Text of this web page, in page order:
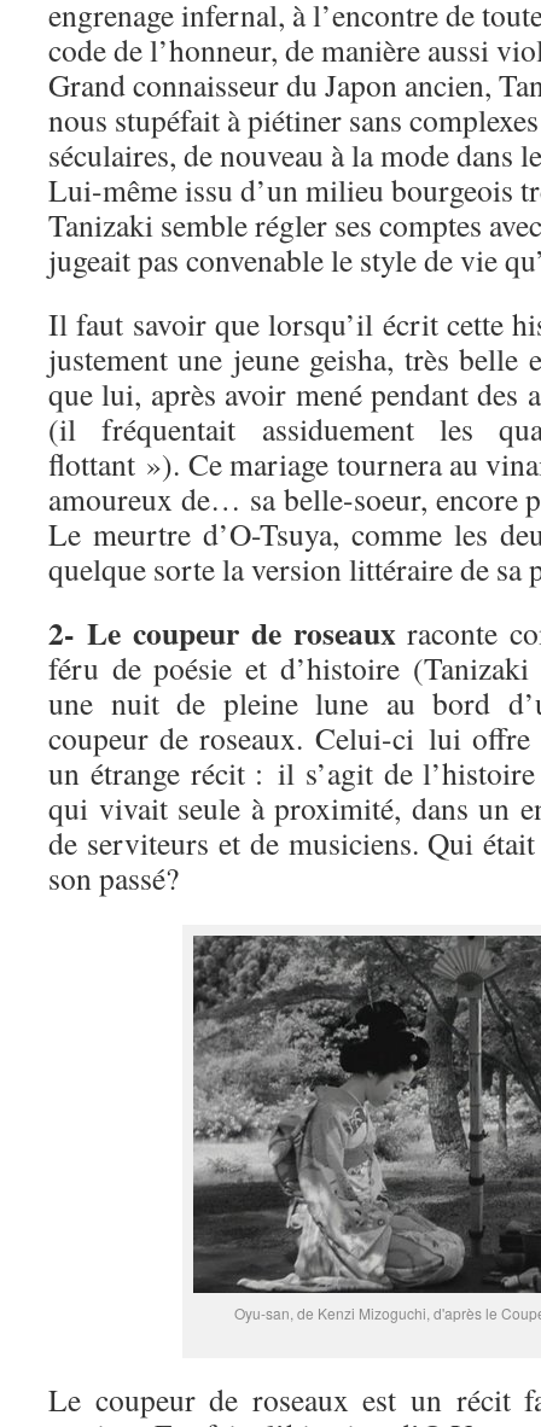
engrenage infernal, à l’encontre de
code de l’honneur, de manière aussi
Grand connaisseur du Japon ancien,
nous stupéfait à piétiner sans
séculaires, de nouveau à la mode dans
Lui-même issu d’un milieu bourgeois
Tanizaki semble régler ses comptes
jugeait pas convenable le style de vie
Il faut savoir que lorsqu’il écrit cette
justement une jeune geisha, très belle
que lui, après avoir mené pendant des
(il fréquentait assiduement les
flottant »). Ce mariage tournera au
amoureux de… sa belle-soeur, encore
Le meurtre d’O-Tsuya, comme les
quelque sorte la version littéraire de sa
2- Le coupeur de roseaux raconte
féru de poésie et d’histoire
une nuit de pleine lune au bord
coupeur de roseaux. Celui-ci lui offre
un étrange récit : il s’agit de
qui vivait seule à proximité, dans un
de serviteurs et de musiciens. Qui
son passé?
Oyu-san, de Kenzi Mizoguchi, d'après le
Le coupeur de roseaux est un récit